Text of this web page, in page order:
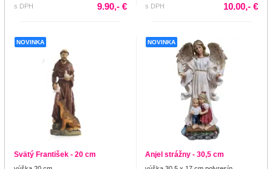
s DPH 9.90,- €
s DPH
10.00,- €
NOVINKA
Svätý František - 20 cm
NOVINKA
Anjel strážny - 30,5 cm